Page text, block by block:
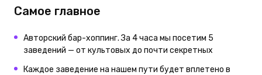
Самое главное
Авторский бар-хоппинг. За 4 часа мы посетим 5
заведений — от культовых до почти секретных
Каждое заведение на нашем пути будет вплетено в